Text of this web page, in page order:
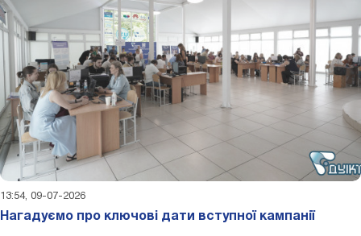
13:54, 09-07-2026
Нагадуємо про ключові дати вступної кампанії